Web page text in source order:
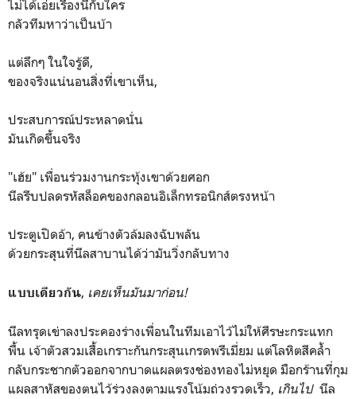
ไม่ได้เอ่ยเรื่องนี้กับใคร
กลัวทีมหาว่าเป็นบ้า
แต่ลึกๆ ในใจรู้ดี,
ของจริงแน่นอนสิ่งที่เขาเห็น,
ประสบการณ์ประหลาดนั่น
มันเกิดขึ้นจริง
"เฮ้ย" เพื่อนร่วมงานกระทุ้งเขาด้วยศอก
นีลรีบปลดรหัสล็อคของกลอนอิเล็กทรอนิกส์ตรงหน้า
ประตูเปิดอ้า, คนข้างตัวล้มลงฉับพลัน
ด้วยกระสุนที่นีลสาบานได้ว่ามันวิ่งกลับทาง
แบบเดียวกัน, เคยเห็นมันมาก่อน!
นีลทรุดเข่าลงประคองร่างเพื่อนในทีมเอาไว้ไม่ให้ศีรษะกระแทก
พื้น เจ้าตัวสวมเสื้อเกราะกันกระสุนเกรดพรีเมี่ยม แต่โลหิตสีคล้ำ
กลับกระชากตัวออกจากบาดแผลตรงช่องทองไม่หยุด มือกร้านที่กุม
แผลสาหัสของตนไว้ร่วงลงตามแรงโน้มถ่วงรวดเร็ว, เกินไปนีล